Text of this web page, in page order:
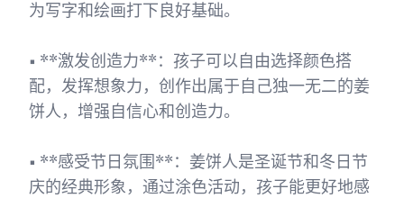
为写字和绘画打下良好基础。
• **激发创造力**：孩子可以自由选择颜色搭
配，发挥想象力，创作出属于自己独一无二的姜
饼人，增强自信心和创造力。
• **感受节日氛围**：姜饼人是圣诞节和冬日节
庆的经典形象，通过涂色活动，孩子能更好地感